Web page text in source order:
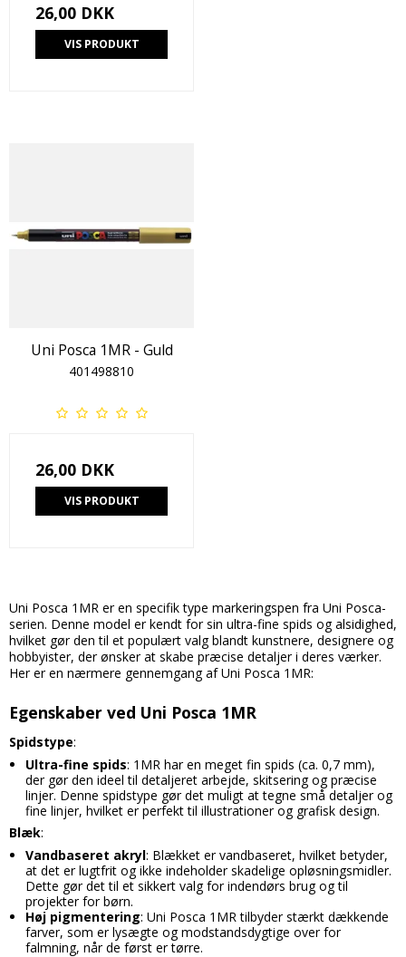
26,00 DKK
VIS PRODUKT
Uni Posca 1MR - Guld
401498810
26,00 DKK
VIS PRODUKT
Uni Posca 1MR er en specifik type markeringspen fra Uni Posca-
serien. Denne model er kendt for sin ultra-fine spids og alsidighed,
hvilket gør den til et populært valg blandt kunstnere, designere og
hobbyister, der ønsker at skabe præcise detaljer i deres værker.
Her er en nærmere gennemgang af Uni Posca 1MR:
Egenskaber ved Uni Posca 1MR
Spidstype:
Ultra-fine spids: 1MR har en meget fin spids (ca. 0,7 mm),
der gør den ideel til detaljeret arbejde, skitsering og præcise
linjer. Denne spidstype gør det muligt at tegne små detaljer og
fine linjer, hvilket er perfekt til illustrationer og grafisk design.
Blæk:
Vandbaseret akryl: Blækket er vandbaseret, hvilket betyder,
at det er lugtfrit og ikke indeholder skadelige opløsningsmidler.
Dette gør det til et sikkert valg for indendørs brug og til
projekter for børn.
Høj pigmentering: Uni Posca 1MR tilbyder stærkt dækkende
farver, som er lysægte og modstandsdygtige over for
falmning, når de først er tørre.